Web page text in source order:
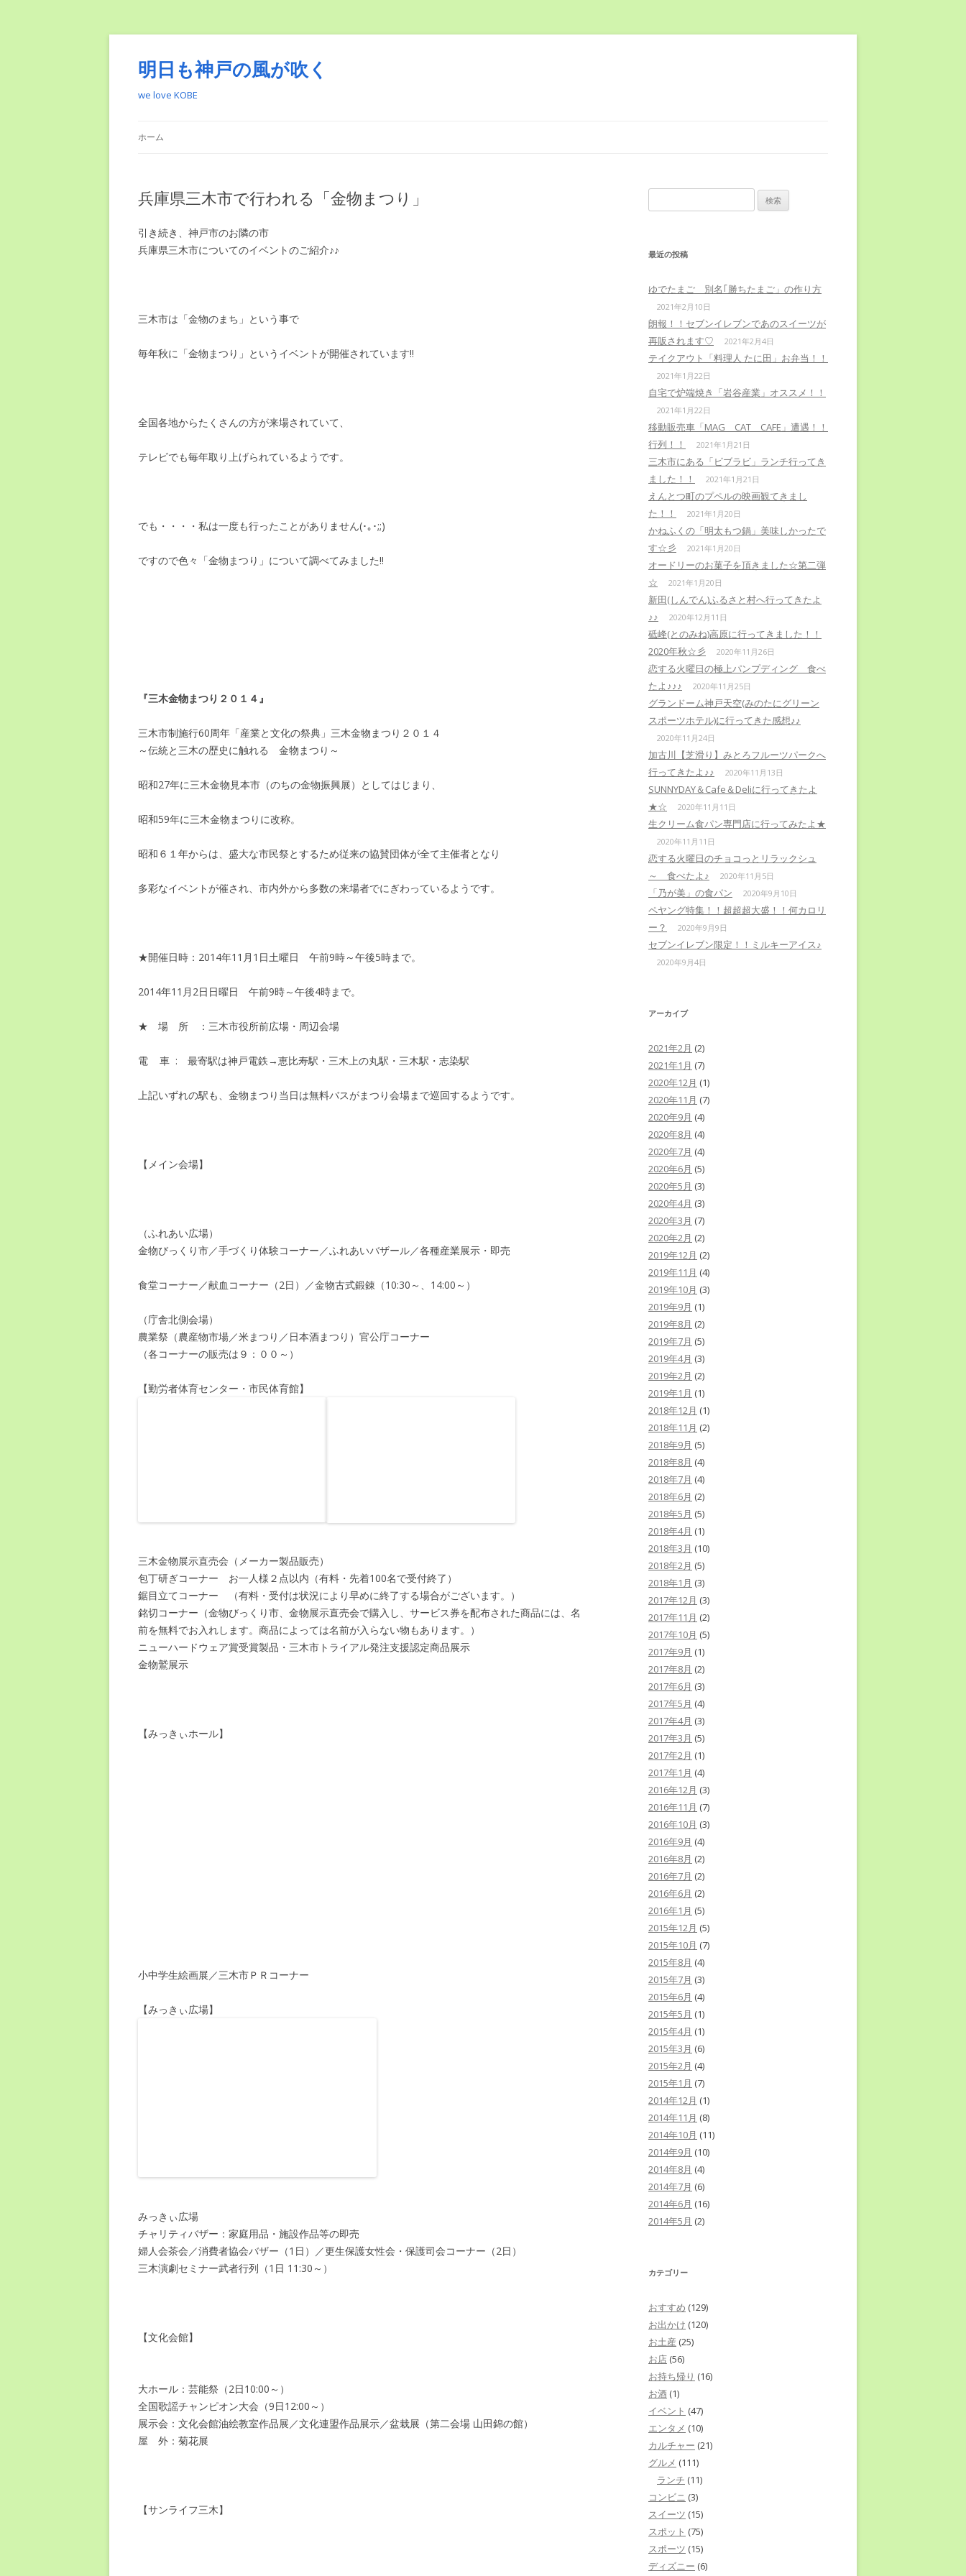
明日も神戸の風が吹く
we love KOBE
ホーム
兵庫県三木市で行われる「金物まつり」
引き続き、神戸市のお隣の市
兵庫県三木市についてのイベントのご紹介♪♪
三木市は「金物のまち」という事で
毎年秋に「金物まつり」というイベントが開催されています!!
全国各地からたくさんの方が来場されていて、
テレビでも毎年取り上げられているようです。
でも・・・・私は一度も行ったことがありません(･｡･;;)
ですので色々「金物まつり」について調べてみました!!
『三木金物まつり２０１４』
三木市制施行60周年「産業と文化の祭典」三木金物まつり２０１４
～伝統と三木の歴史に触れる 金物まつり～
昭和27年に三木金物見本市（のちの金物振興展）としてはじまり、
昭和59年に三木金物まつりに改称。
昭和６１年からは、盛大な市民祭とするため従来の協賛団体が全て主催者となり
多彩なイベントが催され、市内外から多数の来場者でにぎわっているようです。
★開催日時：2014年11月1日土曜日 午前9時～午後5時まで。
2014年11月2日日曜日 午前9時～午後4時まで。
★ 場 所 ：三木市役所前広場・周辺会場
電 車 : 最寄駅は神戸電鉄→恵比寿駅・三木上の丸駅・三木駅・志染駅
上記いずれの駅も、金物まつり当日は無料バスがまつり会場まで巡回するようです。
【メイン会場】
（ふれあい広場）
金物びっくり市／手づくり体験コーナー／ふれあいバザール／各種産業展示・即売
食堂コーナー／献血コーナー（2日）／金物古式鍛錬（10:30～、14:00～）
（庁舎北側会場）
農業祭（農産物市場／米まつり／日本酒まつり）官公庁コーナー
（各コーナーの販売は９：００～）
【勤労者体育センター・市民体育館】
三木金物展示直売会（メーカー製品販売）
包丁研ぎコーナー お一人様２点以内（有料・先着100名で受付終了）
鋸目立てコーナー （有料・受付は状況により早めに終了する場合がございます。）
銘切コーナー（金物びっくり市、金物展示直売会で購入し、サービス券を配布された商品には、名
前を無料でお入れします。商品によっては名前が入らない物もあります。）
ニューハードウェア賞受賞製品・三木市トライアル発注支援認定商品展示
金物鷲展示
【みっきぃホール】
小中学生絵画展／三木市ＰＲコーナー
【みっきぃ広場】
みっきぃ広場
チャリティバザー：家庭用品・施設作品等の即売
婦人会茶会／消費者協会バザー（1日）／更生保護女性会・保護司会コーナー（2日）
三木演劇セミナー武者行列（1日 11:30～）
【文化会館】
大ホール：芸能祭（2日10:00～）
全国歌謡チャンピオン大会（9日12:00～）
展示会：文化会館油絵教室作品展／文化連盟作品展示／盆栽展（第二会場 山田錦の館）
屋 外：菊花展
【サンライフ三木】
索
最近の投稿
ゆでたまご 別名｢勝ちたまご」の作り方
2021年2月10日
朗報！！セブンイレブンであのスイーツが
再販されます♡
2021年2月4日
テイクアウト「料理人 たに田」お弁当！！
2021年1月22日
自宅で炉端焼き「岩谷産業」オススメ！！
2021年1月22日
移動販売車「MAG CAT CAFE」遭遇！！
行列！！
2021年1月21日
三木市にある「ビブラビ」ランチ行ってき
ました！！
2021年1月21日
えんとつ町のプペルの映画観てきまし
た！！
2021年1月20日
かねふくの「明太もつ鍋」美味しかったで
す☆彡
2021年1月20日
オードリーのお菓子を頂きました☆第二弾
☆
2021年1月20日
新田(しんでん)ふるさと村へ行ってきたよ
♪♪
2020年12月11日
砥峰(とのみね)高原に行ってきました！！
2020年秋☆彡
2020年11月26日
恋する火曜日の極上パンプディング 食べ
たよ♪♪♪
2020年11月25日
グランドーム神戸天空(みのたにグリーン
スポーツホテル)に行ってきた感想♪♪
2020年11月24日
加古川【芝滑り】みとろフルーツパークへ
行ってきたよ♪♪
2020年11月13日
SUNNYDAY＆Cafe＆Deliに行ってきたよ
★☆
2020年11月11日
生クリーム食パン専門店に行ってみたよ★
2020年11月11日
恋する火曜日のチョコっとリラックシュ
～ 食べたよ♪
2020年11月5日
「乃が美」の食パン 2020年9月10日
ペヤング特集！！超超超大盛！！何カロリ
ー？
2020年9月9日
セブンイレブン限定！！ミルキーアイス♪
2020年9月4日
アーカイブ
2021年2月 (2)
2021年1月 (7)
2020年12月 (1)
2020年11月 (7)
2020年9月 (4)
2020年8月 (4)
2020年7月 (4)
2020年6月 (5)
2020年5月 (3)
2020年4月 (3)
2020年3月 (7)
2020年2月 (2)
2019年12月 (2)
2019年11月 (4)
2019年10月 (3)
2019年9月 (1)
2019年8月 (2)
2019年7月 (5)
2019年4月 (3)
2019年2月 (2)
2019年1月 (1)
2018年12月 (1)
2018年11月 (2)
2018年9月 (5)
2018年8月 (4)
2018年7月 (4)
2018年6月 (2)
2018年5月 (5)
2018年4月 (1)
2018年3月 (10)
2018年2月 (5)
2018年1月 (3)
2017年12月 (3)
2017年11月 (2)
2017年10月 (5)
2017年9月 (1)
2017年8月 (2)
2017年6月 (3)
2017年5月 (4)
2017年4月 (3)
2017年3月 (5)
2017年2月 (1)
2017年1月 (4)
2016年12月 (3)
2016年11月 (7)
2016年10月 (3)
2016年9月 (4)
2016年8月 (2)
2016年7月 (2)
2016年6月 (2)
2016年1月 (5)
2015年12月 (5)
2015年10月 (7)
2015年8月 (4)
2015年7月 (3)
2015年6月 (4)
2015年5月 (1)
2015年4月 (1)
2015年3月 (6)
2015年2月 (4)
2015年1月 (7)
2014年12月 (1)
2014年11月 (8)
2014年10月 (11)
2014年9月 (10)
2014年8月 (4)
2014年7月 (6)
2014年6月 (16)
2014年5月 (2)
カテゴリー
おすすめ (129)
お出かけ (120)
お土産 (25)
お店 (56)
お持ち帰り (16)
お酒 (1)
イベント (47)
エンタメ (10)
カルチャー (21)
グルメ (111)
ランチ (11)
コンビニ (3)
スイーツ (15)
スポット (75)
スポーツ (15)
ディズニー (6)